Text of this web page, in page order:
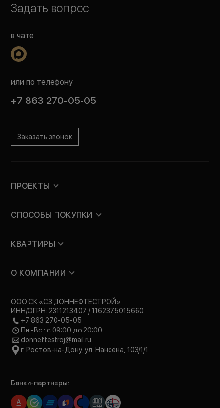
Задать вопрос
в чате
или по телефону
+7 863 270-05-05
Заказать звонок
ПРОЕКТЫ
СПОСОБЫ ПОКУПКИ
КВАРТИРЫ
О КОМПАНИИ
ООО СК «СЗ ДОННЕФТЕСТРОЙ»
ИНН/ОГРН: 2311213407 / 1162375015660
+7 863 270-05-05
Пн.-Вс.: с 09:00 до 20:00
donneftestroj@mail.ru
г. Ростов-на-Дону, ул. Нансена, 103/1/1
Банки-партнеры: